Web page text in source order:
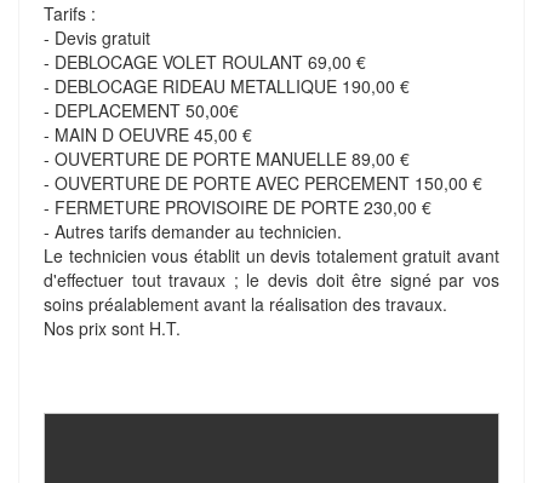
Tarifs :
- Devis gratuit
- DEBLOCAGE VOLET ROULANT 69,00 €
- DEBLOCAGE RIDEAU METALLIQUE 190,00 €
- DEPLACEMENT 50,00€
- MAIN D OEUVRE 45,00 €
- OUVERTURE DE PORTE MANUELLE 89,00 €
- OUVERTURE DE PORTE AVEC PERCEMENT 150,00 €
- FERMETURE PROVISOIRE DE PORTE 230,00 €
- Autres tarifs demander au technicien.
Le technicien vous établit un devis totalement gratuit avant
d'effectuer tout travaux ; le devis doit être signé par vos
soins préalablement avant la réalisation des travaux.
Nos prix sont H.T.